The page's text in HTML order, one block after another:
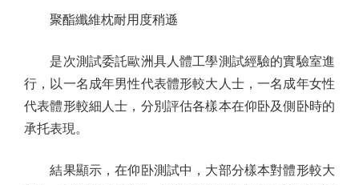
聚酯纖維枕耐用度稍遜
是次測試委託歐洲具人體工學測試經驗的實驗室進
行，以一名成年男性代表體形較大人士，一名成年女性
代表體形較細人士，分別評估各樣本在仰卧及側卧時的
承托表現。
結果顯示，在仰卧測試中，大部分樣本對體形較大